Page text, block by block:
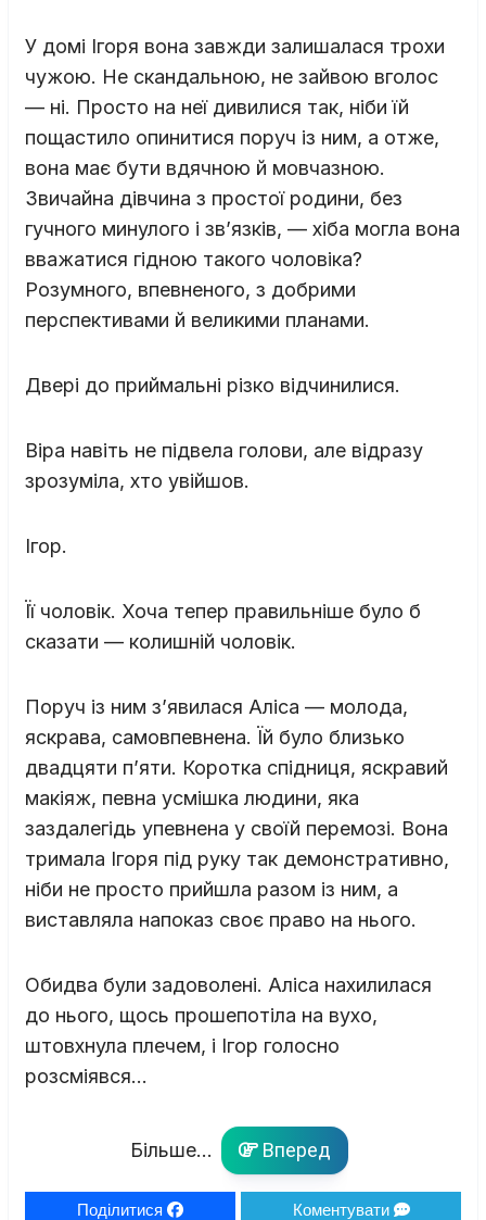
У домі Ігоря вона завжди залишалася трохи
чужою. Не скандальною, не зайвою вголос
— ні. Просто на неї дивилися так, ніби їй
пощастило опинитися поруч із ним, а отже,
вона має бути вдячною й мовчазною.
Звичайна дівчина з простої родини, без
гучного минулого і зв’язків, — хіба могла вона
вважатися гідною такого чоловіка?
Розумного, впевненого, з добрими
перспективами й великими планами.
Двері до приймальні різко відчинилися.
Віра навіть не підвела голови, але відразу
зрозуміла, хто увійшов.
Ігор.
Її чоловік. Хоча тепер правильніше було б
сказати — колишній чоловік.
Поруч із ним з’явилася Аліса — молода,
яскрава, самовпевнена. Їй було близько
двадцяти п’яти. Коротка спідниця, яскравий
макіяж, певна усмішка людини, яка
заздалегідь упевнена у своїй перемозі. Вона
тримала Ігоря під руку так демонстративно,
ніби не просто прийшла разом із ним, а
виставляла напоказ своє право на нього.
Обидва були задоволені. Аліса нахилилася
до нього, щось прошепотіла на вухо,
штовхнула плечем, і Ігор голосно
розсміявся…
Більше... Вперед
Поділитися Коментувати